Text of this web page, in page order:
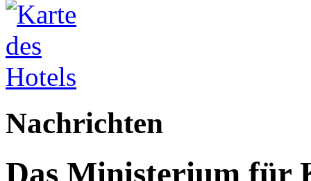
Nachrichten
Das Ministerium für